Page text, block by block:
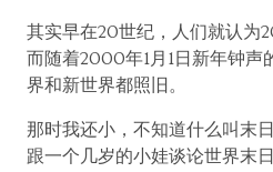
其实早在20世纪，人们就认为
而随着2000年1月1日新年钟声
界和新世界都照旧。
那时我还小，不知道什么叫末
跟一个几岁的小娃谈论世界末